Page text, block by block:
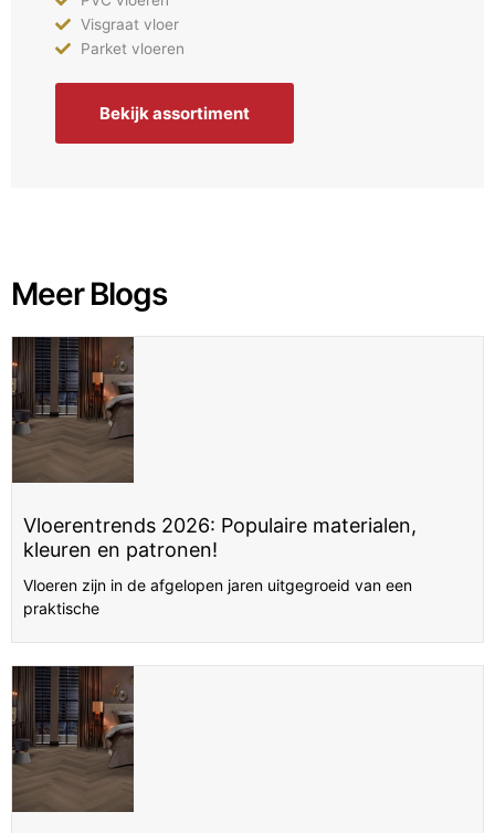
Visgraat vloer
Parket vloeren
Bekijk assortiment
Meer Blogs
Vloerentrends 2026: Populaire materialen,
kleuren en patronen!
Vloeren zijn in de afgelopen jaren uitgegroeid van een
praktische